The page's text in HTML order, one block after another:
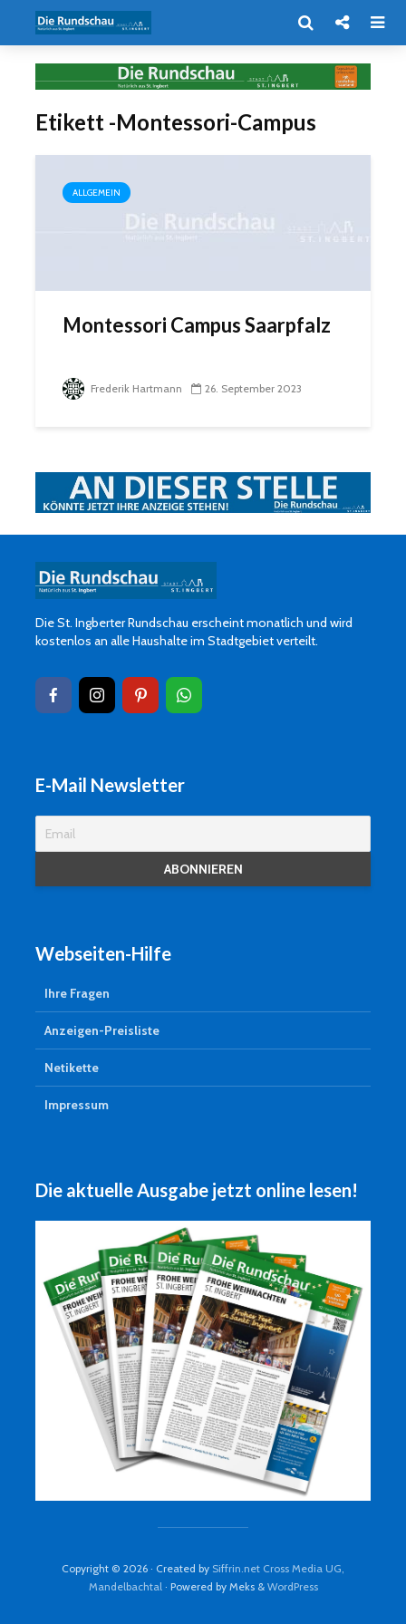
Etikett -Montessori-Campus
ALLGEMEIN
Montessori Campus Saarpfalz
Frederik Hartmann 26. September 2023
Die St. Ingberter Rundschau erscheint monatlich und wird
kostenlos an alle Haushalte im Stadtgebiet verteilt.
E-Mail Newsletter
Webseiten-Hilfe
Ihre Fragen
Anzeigen-Preisliste
Netikette
Impressum
Die aktuelle Ausgabe jetzt online lesen!
Copyright © 2026 · Created by Siffrin.net Cross Media UG,
Mandelbachtal· Powered by Meks & WordPress